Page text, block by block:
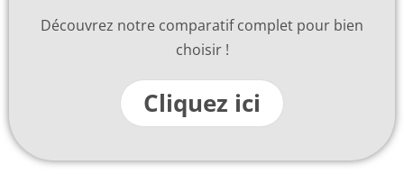
Découvrez notre comparatif complet pour bien
choisir !
Cliquez ici